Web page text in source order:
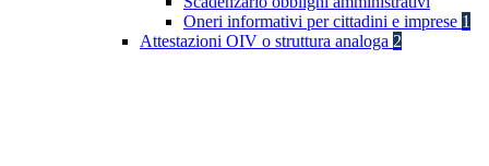
Oneri informativi per cittadini e imprese 1
Attestazioni OIV o struttura analoga 2